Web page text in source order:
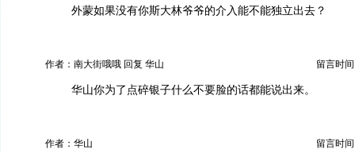
外蒙如果没有你斯大林爷爷的介入能不能独立出去？
作者：南大街哦哦 回复 华山 留言时间
华山你为了点碎银子什么不要脸的话都能说出来。
作者：华山 留言时间